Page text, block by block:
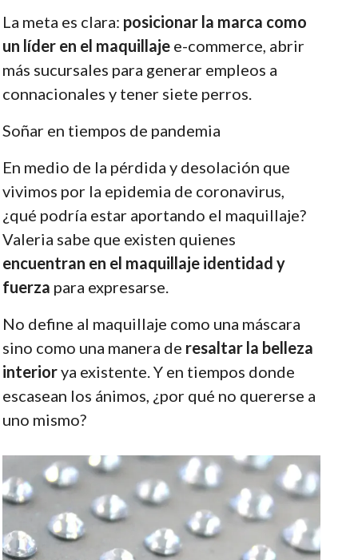
La meta es clara: posicionar la marca como
un líder en el maquillajee-commerce, abrir
más sucursales para generar empleos a
connacionales y tener siete perros.
Soñar en tiempos de pandemia
En medio de la pérdida y desolación que
vivimos por la epidemia de coronavirus,
¿qué podría estar aportando el maquillaje?
Valeria sabe que existen quienes
encuentran en el maquillaje identidad y
fuerza para expresarse.
No define al maquillaje como una máscara
sino como una manera de resaltar la belleza
interiorya existente. Y en tiempos donde
escasean los ánimos, ¿por qué no quererse a
uno mismo?